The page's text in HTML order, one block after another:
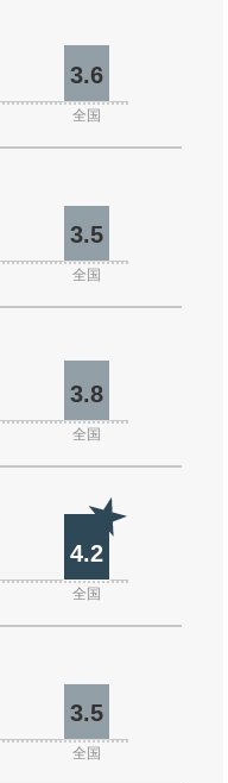
3.6
全国
3.5
全国
3.8
全国
4.2
全国
3.5
全国